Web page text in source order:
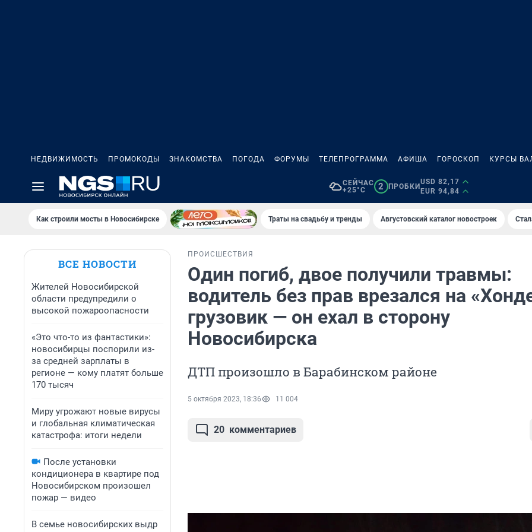
НЕДВИЖИМОСТЬ ПРОМОКОДЫ ЗНАКОМСТВА ПОГОДА ФОРУМЫ ТЕЛЕПРОГРАММА АФИША ГОРОСКОП КУРСЫ
СЕЙЧАС
+25°C
2 ПРОБКИ
USD 82,17
EUR 94,84
Как строили мосты в Новосибирске Траты на свадьбу и тренды Августовский каталог новостроек
ВСЕ НОВОСТИ
Жителей Новосибирской
области предупредили о
высокой пожароопасности
«Это что-то из фантастики»:
новосибирцы поспорили из-
за средней зарплаты в
регионе — кому платят больше
170 тысяч
Миру угрожают новые вирусы
и глобальная климатическая
катастрофа: итоги недели
После установки
кондиционера в квартире под
Новосибирском произошел
пожар — видео
В семье новосибирских выдр
ПРОИСШЕСТВИЯ
Один погиб, двое получили травмы:
водитель без прав врезался на
грузовик — он ехал в сторону
Новосибирска
ДТП произошло в Барабинском районе
5 октября 2023, 18:36 11 004
20 комментариев